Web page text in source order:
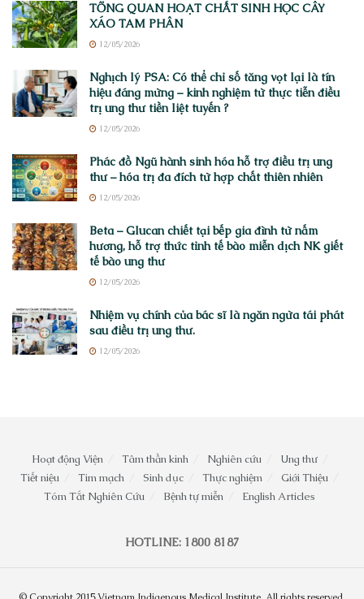
TỔNG QUAN HOẠT CHẤT SINH HỌC CÂY
XÁO TAM PHÂN
12/05/2026
Nghịch lý PSA: Có thể chỉ số tăng vọt lại là tín
hiệu đáng mừng – kinh nghiệm từ thực tiễn điều
trị ung thư tiền liệt tuyến ?
12/05/2026
Phác đồ Ngũ hành sinh hóa hỗ trợ điều trị ung
thư – hóa trị đa đích từ hợp chất thiên nhiên
12/05/2026
Beta – Glucan chiết tại bếp gia đình từ nấm
hương, hỗ trợ thức tỉnh tế bào miễn dịch NK giết
tế bào ung thư
12/05/2026
Nhiệm vụ chính của bác sĩ là ngăn ngừa tái phát
sau điều trị ung thư.
12/05/2026
Hoạt động Viện Tâm thần kinh Nghiên cứu
Ung thư
Tiết niệu
Tim mạch Sinh dục Thực nghiệm
Giới Thiệu
Tóm Tắt Nghiên Cứu
Bệnh tự miễn English Articles
HOTLINE: 1800 8187